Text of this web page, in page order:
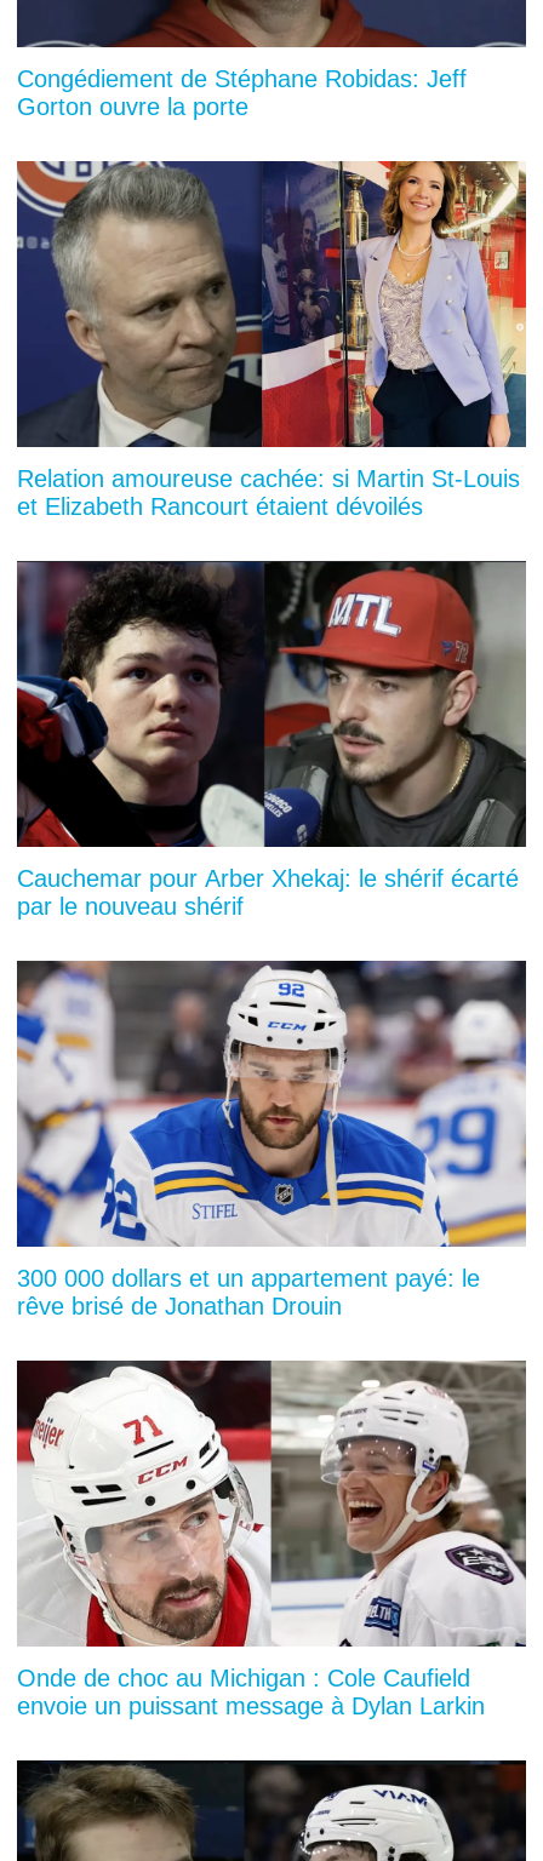
Congédiement de Stéphane Robidas: Jeff
Gorton ouvre la porte
Relation amoureuse cachée: si Martin St-Louis
et Elizabeth Rancourt étaient dévoilés
Cauchemar pour Arber Xhekaj: le shérif écarté
par le nouveau shérif
300 000 dollars et un appartement payé: le
rêve brisé de Jonathan Drouin
Onde de choc au Michigan : Cole Caufield
envoie un puissant message à Dylan Larkin